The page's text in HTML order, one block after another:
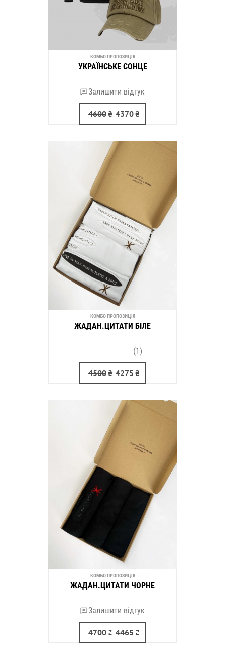
КОМБО ПРОПОЗИЦІЯ
УКРАЇНСЬКЕ СОНЦЕ
Залишити відгук
4600₴ 4370₴
КОМБО ПРОПОЗИЦІЯ
ЖАДАН.ЦИТАТИ БІЛЕ
(1)
4500₴ 4275 ₴
КОМБО ПРОПОЗИЦІЯ
ЖАДАН.ЦИТАТИ ЧОРНЕ
Залишити відгук
4700₴ 4465 ₴